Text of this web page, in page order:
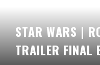
STAR WARS |
TRAILER FINAL